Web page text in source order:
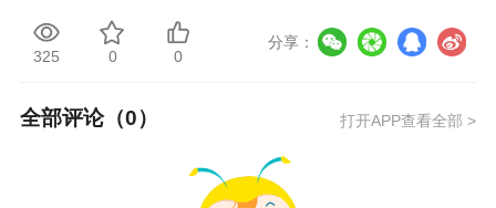
注：以上习题来源于 正保会计网校“每日一练——
的测试结果挑选出有代表性的错题进行点评。
网校原创，版权属正保会计
网校所有，未经授权，不得转载。
325 0 0
分享：
全部评论（0） 打开APP查看全部 >